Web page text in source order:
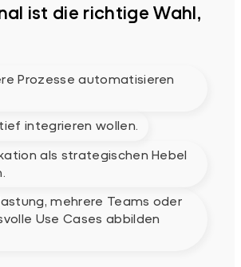
ist die richtige Wahl,
Prozesse automatisieren
integrieren wollen.
als strategischen Hebel
mehrere Teams oder
Use Cases abbilden